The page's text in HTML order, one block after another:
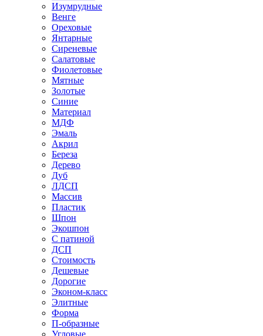
Изумрудные
Венге
Ореховые
Янтарные
Сиреневые
Салатовые
Фиолетовые
Мятные
Золотые
Синие
Материал
МДФ
Эмаль
Акрил
Береза
Дерево
Дуб
ЛДСП
Массив
Пластик
Шпон
Экошпон
С патиной
ДСП
Стоимость
Дешевые
Дорогие
Эконом-класс
Элитные
Форма
П-образные
Угловые